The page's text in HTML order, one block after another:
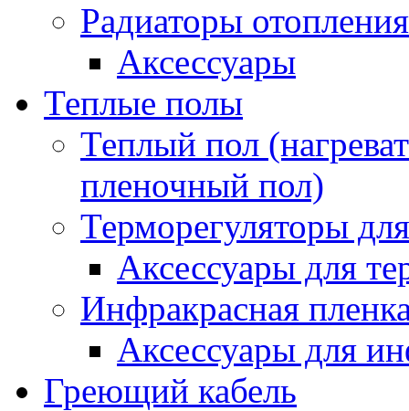
Радиаторы отопления
Аксессуары
Теплые полы
Теплый пол
пленочный пол)
Терморегуляторы
Аксессуары для
Инфракрасная
Аксессуары для
Греющий кабель